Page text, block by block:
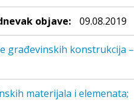
objave: 09.08.2019
građevinskih konstrukcija –
materijala i elemenata;